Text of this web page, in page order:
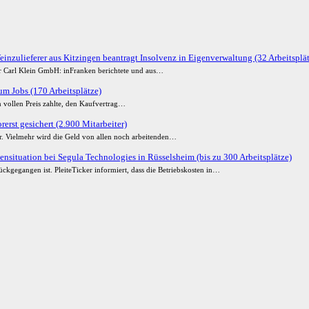
aus Kitzingen beantragt Insolvenz in Eigenverwaltung (32
Klein GmbH: inFranken berichtete und aus…
Jobs (170 Arbeitsplätze)
Preis zahlte, den Kaufvertrag…
gesichert (2.900 Mitarbeiter)
Vielmehr wird die Geld von allen noch arbeitenden…
bei Segula Technologies in Rüsselsheim (bis zu 300 Arbeitsplätze)
ist. PleiteTicker informiert, dass die Betriebskosten in…